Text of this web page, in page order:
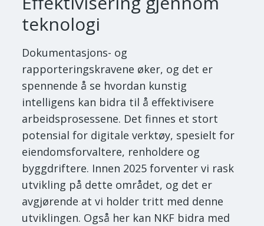
teknologi
Dokumentasjons- og
rapporteringskravene øker, og det er
spennende å se hvordan kunstig
intelligens kan bidra til å effektivisere
arbeidsprosessene. Det finnes et stort
potensial for digitale verktøy, spesielt for
eiendomsforvaltere, renholdere og
byggdriftere. Innen 2025 forventer vi rask
utvikling på dette området, og det er
avgjørende at vi holder tritt med denne
utviklingen. Også her kan NKF bidra med